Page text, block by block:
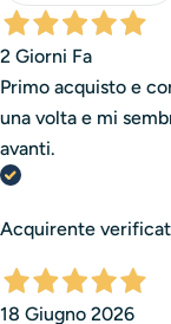
Una storia che
laboratori, per
2 Giorni Fa
Primo acquisto e
una volta e mi
avanti.
Acquirente
18 Giugno 2026